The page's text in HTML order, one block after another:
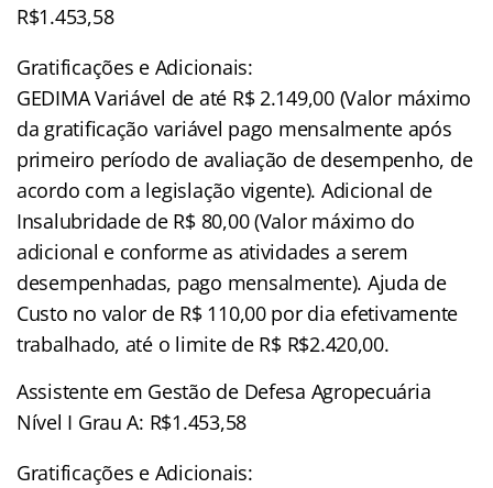
R$1.453,58
Gratificações e Adicionais:
GEDIMA Variável de até R$ 2.149,00 (Valor máximo
da gratificação variável pago mensalmente após
primeiro período de avaliação de desempenho, de
acordo com a legislação vigente). Adicional de
Insalubridade de R$ 80,00 (Valor máximo do
adicional e conforme as atividades a serem
desempenhadas, pago mensalmente). Ajuda de
Custo no valor de R$ 110,00 por dia efetivamente
trabalhado, até o limite de R$ R$2.420,00.
Assistente em Gestão de Defesa Agropecuária
Nível I Grau A: R$1.453,58
Gratificações e Adicionais: